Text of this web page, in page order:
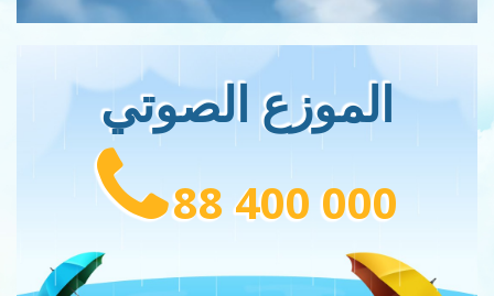
الموزع الصوتي
88 400 000